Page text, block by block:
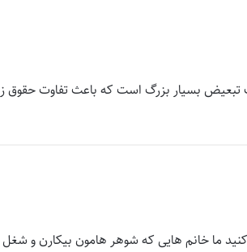
تبعیض بسیار بزرگ است که باعث تفاوت حقوق
کنید ما خانم هایی که شوهر هامون بیکارن و